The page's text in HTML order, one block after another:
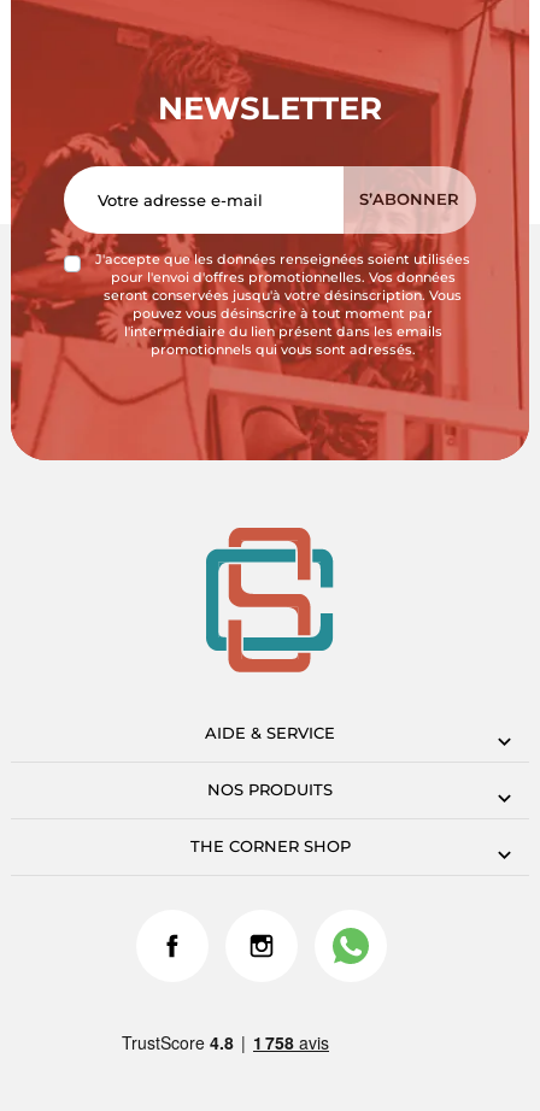
NEWSLETTER
J'accepte que les données renseignées soient utilisées
pour l'envoi d'offres promotionnelles. Vos données
seront conservées jusqu'à votre désinscription. Vous
pouvez vous désinscrire à tout moment par
l'intermédiaire du lien présent dans les emails
promotionnels qui vous sont adressés.
AIDE & SERVICE
NOS PRODUITS
THE CORNER SHOP